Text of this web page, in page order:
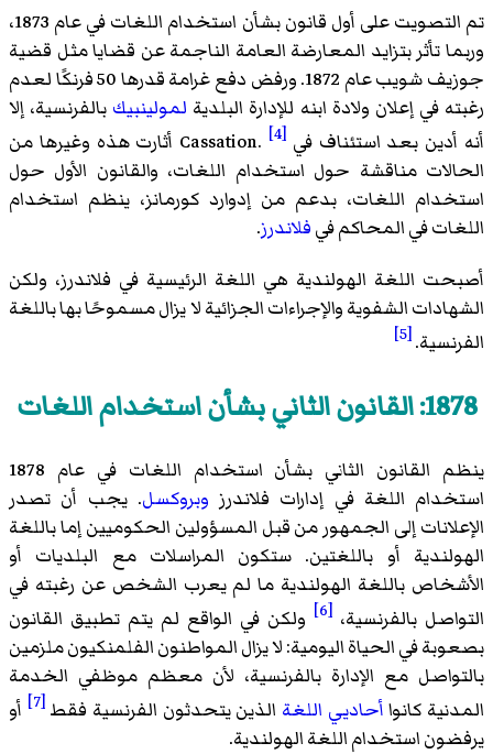
تم التصويت على أول قانون بشأن استخدام اللغات في عام 1873،
وربما تأثر بتزايد المعارضة العامة الناجمة عن قضايا مثل قضية
جوزيف شويب عام 1872. ورفض دفع غرامة قدرها 50 فرنكًا لعدم
رغبته في إعلان ولادة ابنه للإدارة البلدية لمولينبيك بالفرنسية، إلا
أنه أدين بعد استئناف في
Cassation. [4]
أثارت هذه وغيرها من
الحالات مناقشة حول استخدام اللغات، والقانون الأول حول
استخدام اللغات، بدعم من إدوارد كورمانز، ينظم استخدام
اللغات في المحاكم فيفلاندرز.
أصبحت اللغة الهولندية هي اللغة الرئيسية في فلاندرز، ولكن
الشهادات الشفوية والإجراءات الجزائية لا يزال مسموحًا بها باللغة
الفرنسية.[5]
1878: القانون الثاني بشأن استخدام اللغات
ينظم القانون الثاني بشأن استخدام اللغات في عام 1878
استخدام اللغة في إدارات فلاندرز وبروكسل. يجب أن تصدر
الإعلانات إلى الجمهور من قبل المسؤولين الحكوميين إما باللغة
الهولندية أو باللغتين. ستكون المراسلات مع البلديات أو
الأشخاص باللغة الهولندية ما لم يعرب الشخص عن رغبته في
التواصل بالفرنسية، [6]
ولكن في الواقع لم يتم تطبيق القانون
بصعوبة في الحياة اليومية: لا يزال المواطنون الفلمنكيون ملزمين
بالتواصل مع الإدارة بالفرنسية، لأن معظم موظفي الخدمة
المدنية كانواأحاديي اللغة الذين يتحدثون الفرنسية فقط[7]
أو
يرفضون استخدام اللغة الهولندية.